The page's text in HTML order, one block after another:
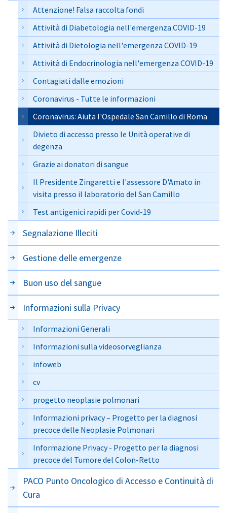
Attenzione! Falsa raccolta fondi
Attività di Diabetologia nell'emergenza COVID-19
Attività di Dietologia nell'emergenza COVID-19
Attività di Endocrinologia nell'emergenza COVID-19
Contagiati dalle emozioni
Coronavirus - Tutte le informazioni
Coronavirus: Aiuta l'Ospedale San Camillo di Roma
Divieto di accesso presso le Unità operative di
degenza
Grazie ai donatori di sangue
Il Presidente Zingaretti e l'assessore D'Amato in
visita presso il laboratorio del San Camillo
Test antigenici rapidi per Covid-19
Segnalazione Illeciti
Gestione delle emergenze
Buon uso del sangue
Informazioni sulla Privacy
Informazioni Generali
Informazioni sulla videosorveglianza
infoweb
cv
progetto neoplasie polmonari
Informazioni privacy – Progetto per la diagnosi
precoce delle Neoplasie Polmonari
Informazione Privacy - Progetto per la diagnosi
precoce del Tumore del Colon-Retto
PACO Punto Oncologico di Accesso e Continuità di
Cura